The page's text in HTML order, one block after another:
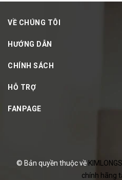
VỀ CHÚNG TÔI
HƯỚNG DẪN
CHÍNH SÁCH
HỖ TRỢ
FANPAGE
© Bản quyền thuộc về
chính hãng